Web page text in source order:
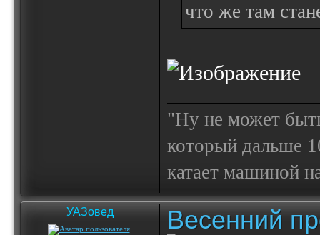
что же там
"Ну не может
который дальше
катает машиной
УАЗовед Весенний